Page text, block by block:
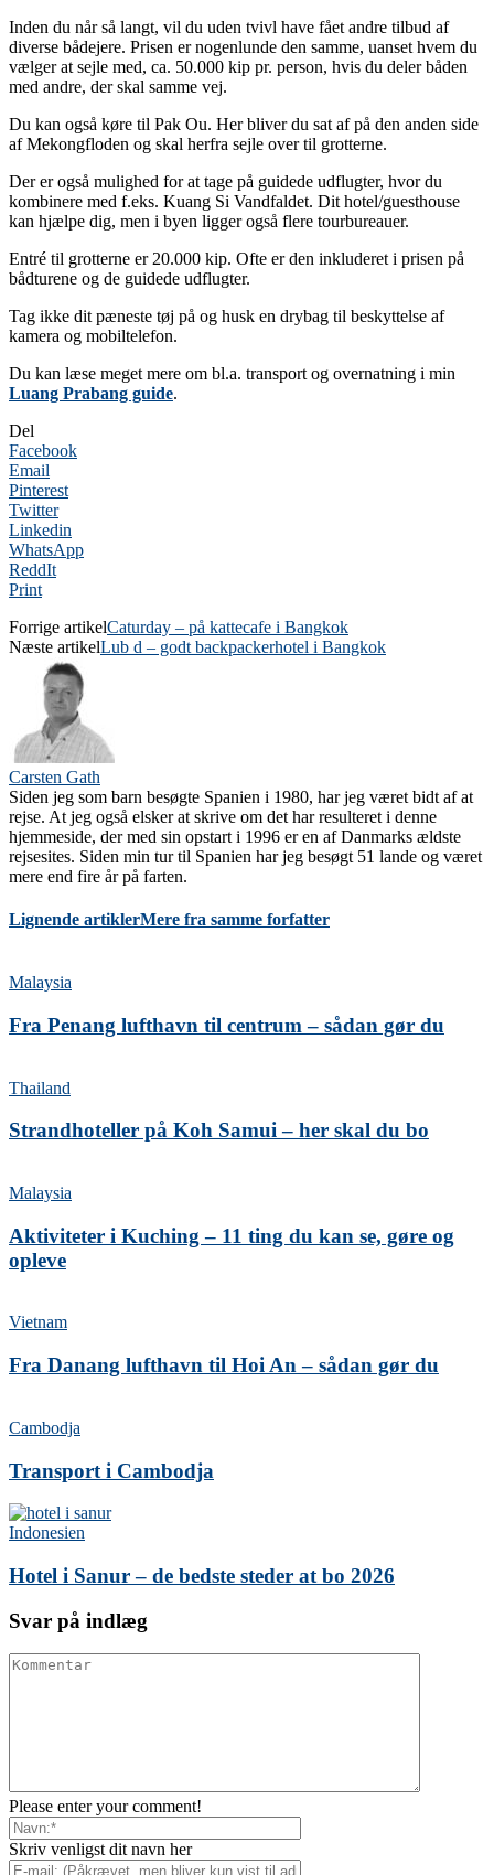
Inden du når så langt, vil du uden tvivl have fået andre tilbud af
diverse bådejere. Prisen er nogenlunde den samme, uanset hvem du
vælger at sejle med, ca. 50.000 kip pr. person, hvis du deler båden
med andre, der skal samme vej.
Du kan også køre til Pak Ou. Her bliver du sat af på den anden side
af Mekongfloden og skal herfra sejle over til grotterne.
Der er også mulighed for at tage på guidede udflugter, hvor du
kombinere med f.eks. Kuang Si Vandfaldet. Dit hotel/guesthouse
kan hjælpe dig, men i byen ligger også flere tourbureauer.
Entré til grotterne er 20.000 kip. Ofte er den inkluderet i prisen på
bådturene og de guidede udflugter.
Tag ikke dit pæneste tøj på og husk en drybag til beskyttelse af
kamera og mobiltelefon.
Du kan læse meget mere om bl.a. transport og overnatning i min
Luang Prabang guide.
Del
Facebook
Email
Pinterest
Twitter
Linkedin
WhatsApp
ReddIt
Print
Forrige artikelCaturday – på kattecafe i Bangkok
Næste artikelLub d – godt backpackerhotel i Bangkok
Carsten Gath
Siden jeg som barn besøgte Spanien i 1980, har jeg været bidt af at
rejse. At jeg også elsker at skrive om det har resulteret i denne
hjemmeside, der med sin opstart i 1996 er en af Danmarks ældste
rejsesites. Siden min tur til Spanien har jeg besøgt 51 lande og været
mere end fire år på farten.
Lignende artiklerMere fra samme forfatter
Malaysia
Fra Penang lufthavn til centrum – sådan gør du
Thailand
Strandhoteller på Koh Samui – her skal du bo
Malaysia
Aktiviteter i Kuching – 11 ting du kan se, gøre og
opleve
Vietnam
Fra Danang lufthavn til Hoi An – sådan gør du
Cambodja
Transport i Cambodja
Indonesien
Hotel i Sanur – de bedste steder at bo 2026
Svar på indlæg
Please enter your comment!
Skriv venligst dit navn her